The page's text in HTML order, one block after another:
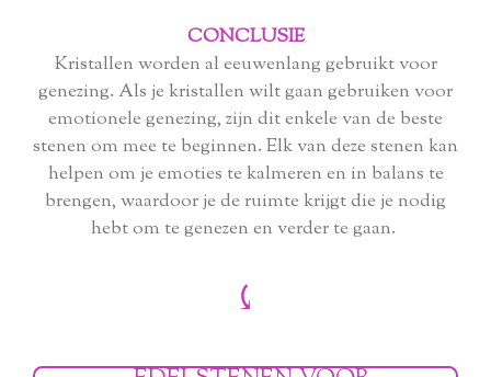
CONCLUSIE
Kristallen worden al eeuwenlang gebruikt voor
genezing. Als je kristallen wilt gaan gebruiken voor
emotionele genezing, zijn dit enkele van de beste
stenen om mee te beginnen. Elk van deze stenen kan
helpen om je emoties te kalmeren en in balans te
brengen, waardoor je de ruimte krijgt die je nodig
hebt om te genezen en verder te gaan.
⤹